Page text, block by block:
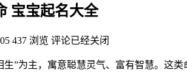
宝宝起名大全
437 浏览 评论已经关闭
生”为主，寓意聪慧灵气、富有智慧。